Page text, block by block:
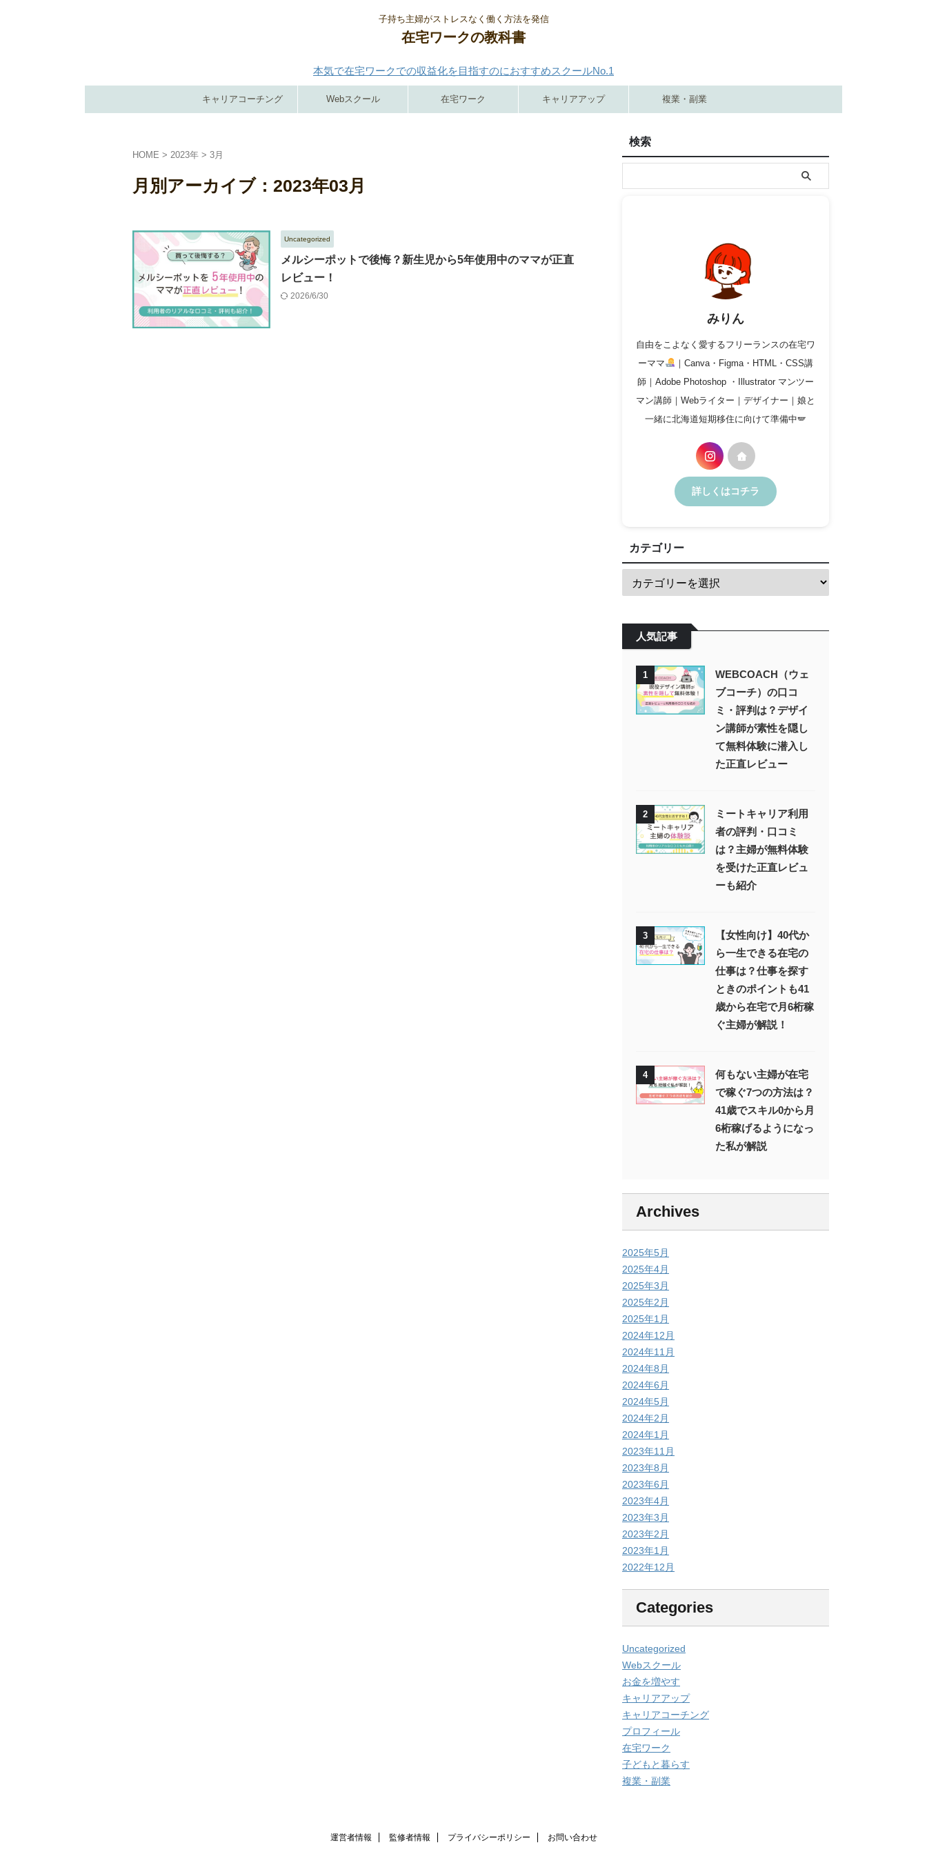
子持ち主婦がストレスなく働く方法を発信
在宅ワークの教科書
本気で在宅ワークでの収益化を目指すのにおすすめスクールNo.1
キャリアコーチング Webスクール 在宅ワーク キャリアアップ 複業・副業
HOME > 2023年 > 3月
月別アーカイブ：2023年03月
Uncategorized
メルシーポットで後悔？新生児から5年使用中のママが正直
レビュー！
2026/6/30
検索
みりん
自由をこよなく愛するフリーランスの在宅ワ
ーママ
｜Canva・Figma・HTML・CSS講
師｜Adobe Photoshop ・Illustrator マンツー
マン講師｜Webライター｜デザイナー｜娘と
一緒に北海道短期移住に向けて準備中🪽
詳しくはコチラ
カテゴリー
人気記事
1
WEBCOACH（ウェ
ブコーチ）の口コ
ミ・評判は？デザイ
ン講師が素性を隠し
て無料体験に潜入し
た正直レビュー
2
ミートキャリア利用
者の評判・口コミ
は？主婦が無料体験
を受けた正直レビュ
ーも紹介
3
【女性向け】40代か
ら一生できる在宅の
仕事は？仕事を探す
ときのポイントも41
歳から在宅で月6桁稼
ぐ主婦が解説！
4
何もない主婦が在宅
で稼ぐ7つの方法は？
41歳でスキル0から月
6桁稼げるようになっ
た私が解説
Archives
2025年5月
2025年4月
2025年3月
2025年2月
2025年1月
2024年12月
2024年11月
2024年8月
2024年6月
2024年5月
2024年2月
2024年1月
2023年11月
2023年8月
2023年6月
2023年4月
2023年3月
2023年2月
2023年1月
2022年12月
Categories
Uncategorized
Webスクール
お金を増やす
キャリアアップ
キャリアコーチング
プロフィール
在宅ワーク
子どもと暮らす
複業・副業
運営者情報 監修者情報 プライバシーポリシー お問い合わせ